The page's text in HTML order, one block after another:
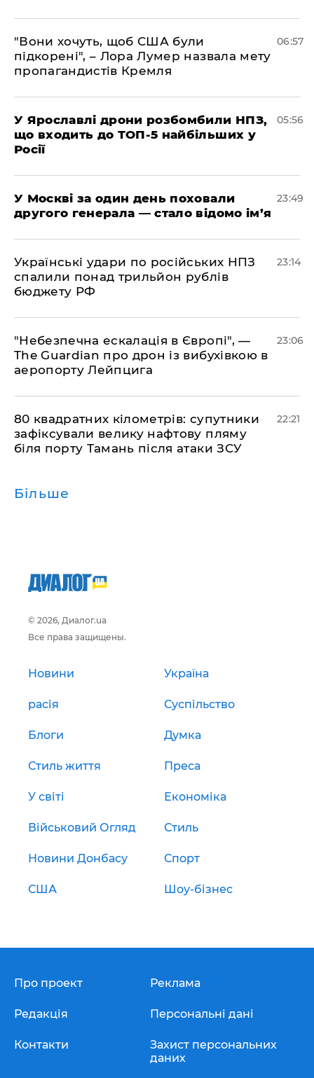
"Вони хочуть, щоб США були
підкорені", – Лора Лумер назвала мету
пропагандистів Кремля
06:57
У Ярославлі дрони розбомбили НПЗ,
що входить до ТОП-5 найбільших у
Росії
05:56
​У Москві за один день поховали
другого генерала — стало відомо ім’я
23:49
​Українські удари по російських НПЗ
спалили понад трильйон рублів
бюджету РФ
23:14
​"Небезпечна ескалація в Європі", —
The Guardian про дрон із вибухівкою в
аеропорту Лейпцига
23:06
​80 квадратних кілометрів: супутники
зафіксували велику нафтову пляму
біля порту Тамань після атаки ЗСУ
22:21
Більше
© 2026, Диалог.ua
Все права защищены.
Новини Україна
расія Суспільство
Блоги Думка
Стиль життя Преса
У світі Економіка
Військовий Огляд Стиль
Новини Донбасу Спорт
США Шоу-бізнес
Про проект
Редакція
Контакти
Реклама
Персональні дані
Захист персональних
даних